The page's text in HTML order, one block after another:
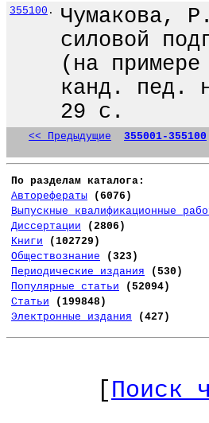
355100 .
Чумакова,
силовой
(на
канд. пед.
29 с.
<< Предыдущие 355001-355100
По разделам каталога:
Авторефераты
(6076)
Выпускные квалификационные
Диссертации
(2806)
Книги
(102729)
Обществознание
(323)
Периодические издания
(530)
Популярные статьи
(52094)
Статьи
(199848)
Электронные издания
(427)
[Поиск